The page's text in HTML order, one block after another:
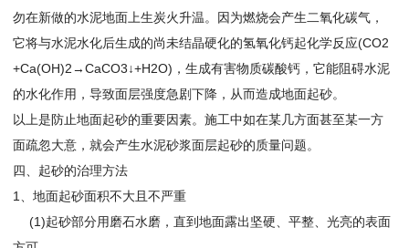
勿在新做的水泥地面上生炭火升温。因为燃烧会产生二氧化碳气，
它将与水泥水化后生成的尚未结晶硬化的氢氧化钙起化学反应(CO2
+Ca(OH)2→CaCO3↓+H2O)，生成有害物质碳酸钙，它能阻碍水泥
的水化作用，导致面层强度急剧下降，从而造成地面起砂。
以上是防止地面起砂的重要因素。施工中如在某几方面甚至某一方
面疏忽大意，就会产生水泥砂浆面层起砂的质量问题。
四、起砂的治理方法
1、地面起砂面积不大且不严重
(1)起砂部分用磨石水磨，直到地面露出坚硬、平整、光亮的表面